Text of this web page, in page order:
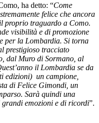
ha detto: “Come
felice che ancora
proprio traguardo a Como.
visibilità e di promozione
per la Lombardia. Si torna
prestigioso tracciato
dal Muro di Sormano, al
il Lombardia se da
edizioni) un campione,
di Felice Gimondi, un
Sarà quindi una
emozioni e di ricordi”.